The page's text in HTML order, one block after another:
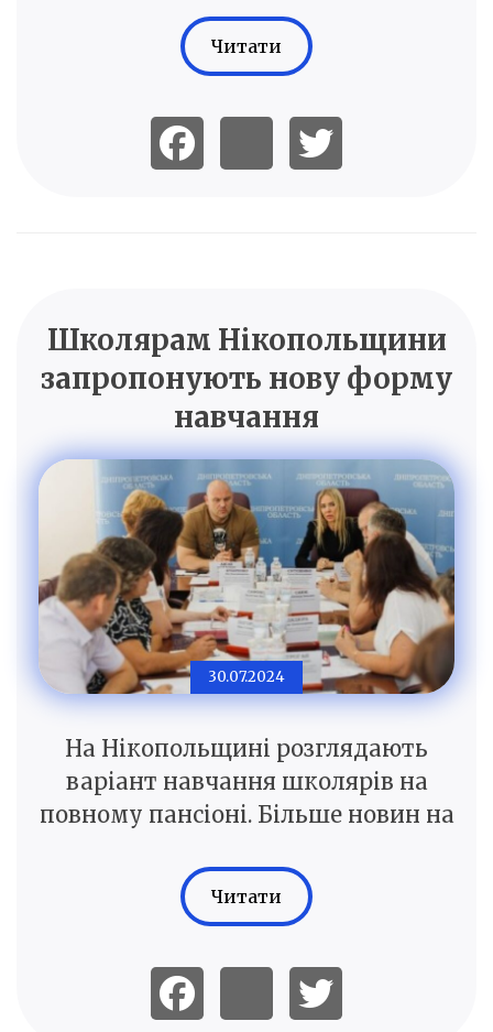
Читати
Школярам Нікопольщини
запропонують нову форму
навчання
30.07.2024
На Нікопольщині розглядають
варіант навчання школярів на
повному пансіоні. Більше новин на
Читати